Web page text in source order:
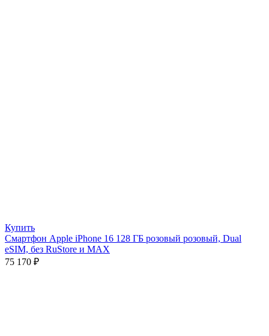
Купить
Смартфон Apple iPhone 16 128 ГБ розовый розовый, Dual
eSIM, без RuStore и MAX
75 170 ₽